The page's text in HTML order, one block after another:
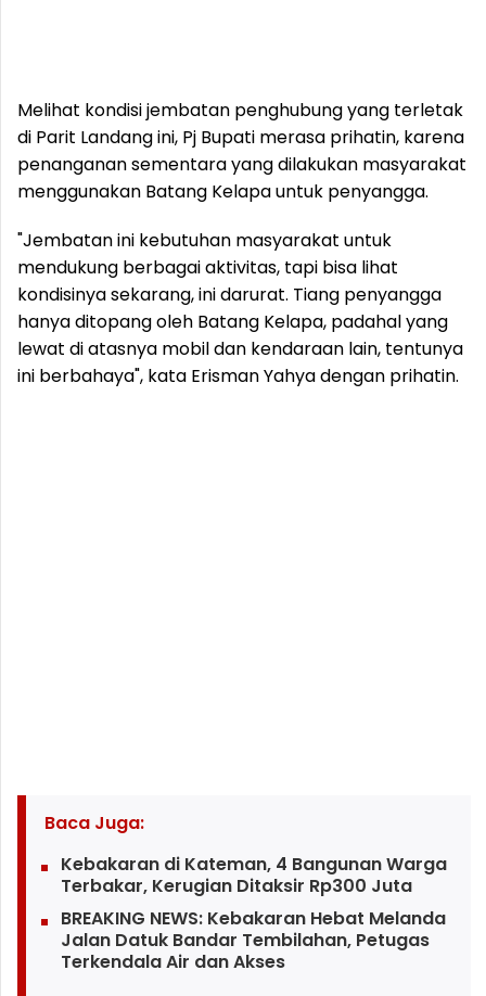
Melihat kondisi jembatan penghubung yang terletak
di Parit Landang ini, Pj Bupati merasa prihatin, karena
penanganan sementara yang dilakukan masyarakat
menggunakan Batang Kelapa untuk penyangga.
"Jembatan ini kebutuhan masyarakat untuk
mendukung berbagai aktivitas, tapi bisa lihat
kondisinya sekarang, ini darurat. Tiang penyangga
hanya ditopang oleh Batang Kelapa, padahal yang
lewat di atasnya mobil dan kendaraan lain, tentunya
ini berbahaya", kata Erisman Yahya dengan prihatin.
Baca Juga:
Kebakaran di Kateman, 4 Bangunan Warga
Terbakar, Kerugian Ditaksir Rp300 Juta
BREAKING NEWS: Kebakaran Hebat Melanda
Jalan Datuk Bandar Tembilahan, Petugas
Terkendala Air dan Akses